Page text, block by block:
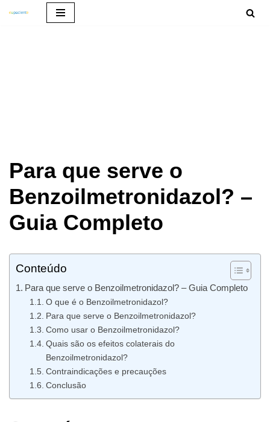
Para que serve o
Benzoilmetronidazol? –
Guia Completo
Conteúdo
Para que serve o Benzoilmetronidazol? – Guia Completo
O que é o Benzoilmetronidazol?
Para que serve o Benzoilmetronidazol?
Como usar o Benzoilmetronidazol?
Quais são os efeitos colaterais do
Benzoilmetronidazol?
Contraindicações e precauções
Conclusão